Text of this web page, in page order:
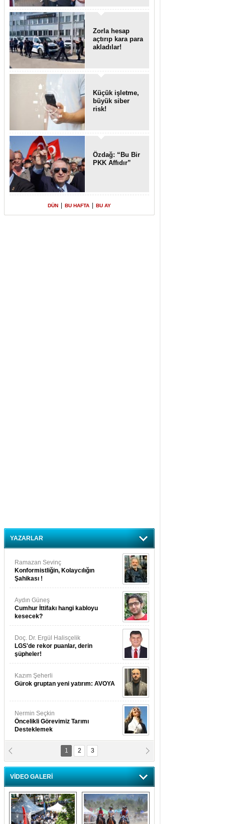
Zorla hesap
açtırıp kara para
akladılar!
Küçük işletme,
büyük siber
risk!
Özdağ: “Bu Bir
PKK Affıdır”
DÜN BU HAFTA BU AY
YAZARLAR
Ramazan Sevinç
Konformistliğin, Kolaycılığın
Şahikası !
Aydın Güneş
Cumhur İttifakı hangi kabloyu
kesecek?
Doç. Dr. Ergül Halisçelik
LGS'de rekor puanlar, derin
şüpheler!
Kazım Şeherli
Gürok gruptan yeni yatırım: AVOYA
Nermin Seçkin
Öncelikli Görevimiz Tarımı
Desteklemek
Nilüfer Menekli Buzcular
Siz Hiç Kelebeklerin Sesini
Duydunuz Mu?
1 2 3
VİDEO GALERİ